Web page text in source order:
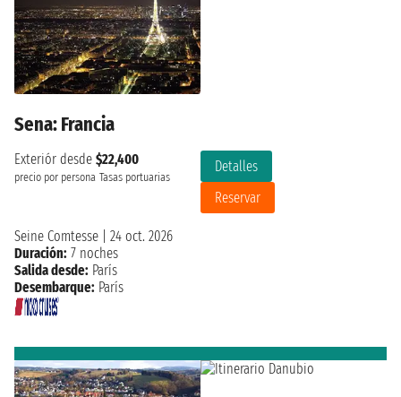
Sena: Francia
Exteriór desde $22,400
precio por persona Tasas portuarias
Detalles
Reservar
Seine Comtesse
24 oct. 2026
Duración: 7 noches
Salida desde: París
Desembarque: París